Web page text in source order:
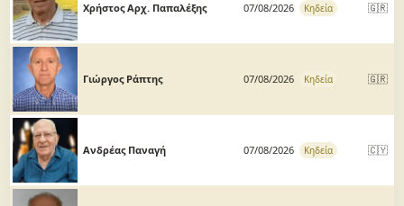
Χρήστος Αρχ. Παπαλέξης 07/08/2026 Κηδεία 🇬🇷
Γιώργος Ράπτης 07/08/2026 Κηδεία 🇬🇷
Ανδρέας Παναγή 07/08/2026 Κηδεία 🇨🇾